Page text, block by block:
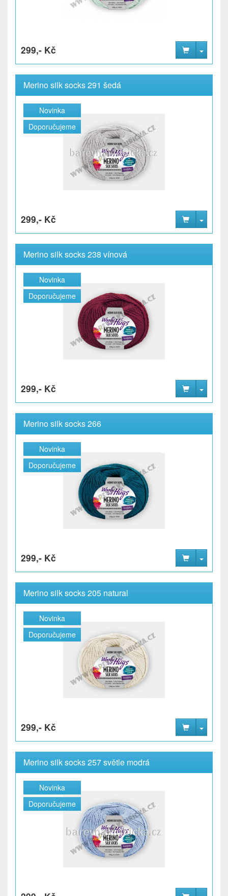
299,- Kč
Merino silk socks 291 šedá
Novinka
Doporučujeme
299,- Kč
Merino silk socks 238 vínová
Novinka
Doporučujeme
299,- Kč
Merino silk socks 266
Novinka
Doporučujeme
299,- Kč
Merino silk socks 205 natural
Novinka
Doporučujeme
299,- Kč
Merino silk socks 257 světle modrá
Novinka
Doporučujeme